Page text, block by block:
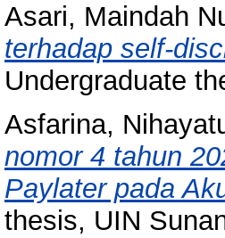
Asari, Maindah
terhadap self-
Undergraduate
Asfarina,
nomor 4 tahun
Paylater pada
thesis, UIN